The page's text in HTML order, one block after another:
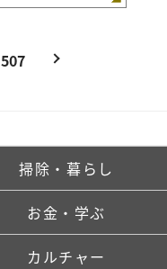
507
掃除・暮らし
お金・学ぶ
カルチャー